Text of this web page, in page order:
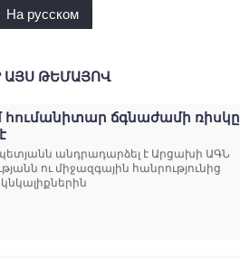
На русском
ԱՅՍ ԹԵՄԱՅՈՎ
հումանիտար ճգնաժամի ռիսկը
անդրադարձել է Արցախի ԱԳՆ
ու միջազգային հանրությունից